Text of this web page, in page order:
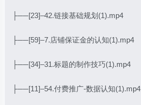
├──[23]–42.链接基础规划(1).mp4
├──[59]–7.店铺保证金的认知(1).mp4
├──[34]–31.标题的制作技巧(1).mp4
├──[11]–54.付费推广-数据认知(1).mp4